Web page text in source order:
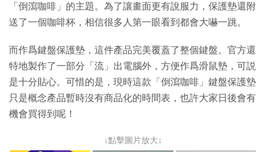
「倒瀉咖啡」的主題。為了讓畫面更有說服力，保護墊還附
送了一個咖啡杯，相信很多人第一眼看到都會大嚇一跳。
而作爲鍵盤保護墊，這件產品完美覆蓋了整個鍵盤。官方還
特地製作了一部分「流」出電腦外，方便作爲滑鼠墊，可説
是十分貼心。可惜的是，現時這款「倒瀉咖啡」鍵盤保護墊
只是概念產品暫時沒有商品化的時間表，也許大家日後會有
機會買得到呢！
↓點擊圖片放大↓